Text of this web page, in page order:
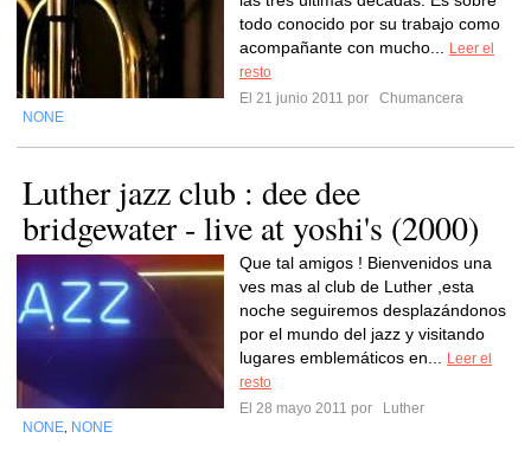
todo conocido por su trabajo como
acompañante con mucho...
Leer el
resto
El 21 junio 2011 por
Chumancera
NONE
Luther jazz club : dee dee
bridgewater - live at yoshi's (2000)
Que tal amigos ! Bienvenidos una
ves mas al club de Luther ,esta
noche seguiremos desplazándonos
por el mundo del jazz y visitando
lugares emblemáticos en...
Leer el
resto
El 28 mayo 2011 por
Luther
NONE NONE